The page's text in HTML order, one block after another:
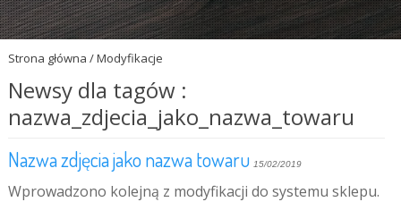
Strona główna /Modyfikacje
Newsy dla tagów :
nazwa_zdjecia_jako_nazwa_towaru
Nazwa zdjęcia jako nazwa towaru 15/02/2019
Wprowadzono kolejną z modyfikacji do systemu sklepu.